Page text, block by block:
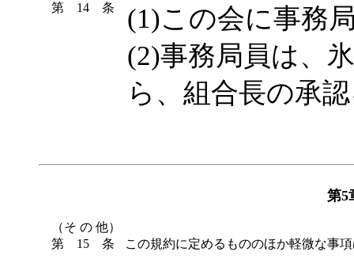
第 14 条
(1)この会に事務
(2)事務局員は、
ら、組合長の承
第
（そ の 他）
第 15 条
この規約に定めるもののほか軽微な事